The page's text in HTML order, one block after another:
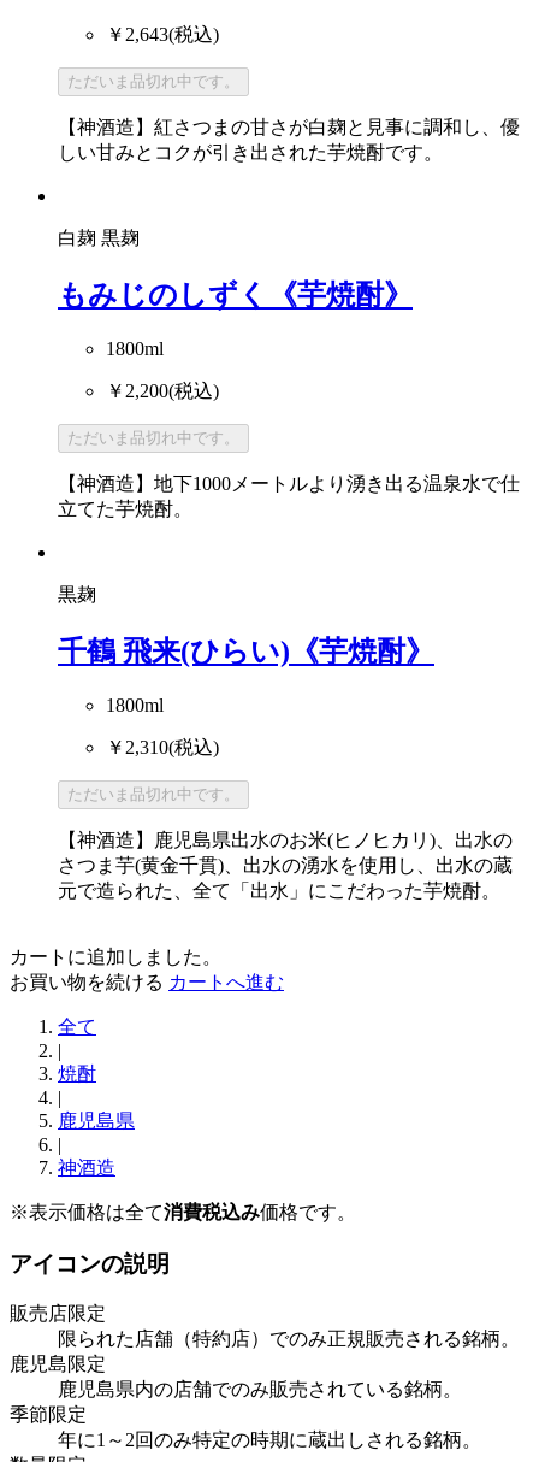
￥2,643(税込)
ただいま品切れ中です。
【神酒造】紅さつまの甘さが白麹と見事に調和し、優
しい甘みとコクが引き出された芋焼酎です。
白麹 黒麹
もみじのしずく《芋焼酎》
1800ml
￥2,200(税込)
ただいま品切れ中です。
【神酒造】地下1000メートルより湧き出る温泉水で仕
立てた芋焼酎。
黒麹
千鶴 飛来(ひらい)《芋焼酎》
1800ml
￥2,310(税込)
ただいま品切れ中です。
【神酒造】鹿児島県出水のお米(ヒノヒカリ)、出水の
さつま芋(黄金千貫)、出水の湧水を使用し、出水の蔵
元で造られた、全て「出水」にこだわった芋焼酎。
カートに追加しました。
お買い物を続ける カートへ進む
全て
|
焼酎
|
鹿児島県
|
神酒造
※表示価格は全て消費税込み価格です。
アイコンの説明
販売店限定
限られた店舗（特約店）でのみ正規販売される銘柄。
鹿児島限定
鹿児島県内の店舗でのみ販売されている銘柄。
季節限定
年に1～2回のみ特定の時期に蔵出しされる銘柄。